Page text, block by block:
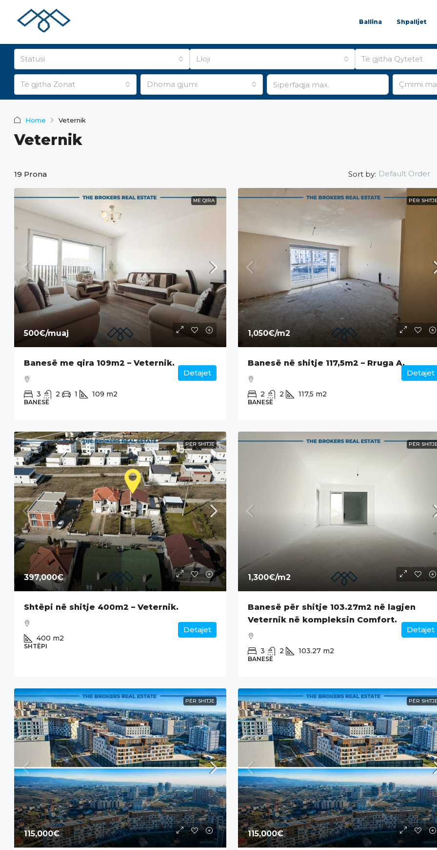
Ballina Shpalljet
Statusi Lloji Të gjitha Qytetet
Të gjitha Zonat Dhoma gjumi Çmimi
Home Veternik
Veternik
19 Prona Sort by: Default Order
ME QIRA
500€/muaj
Banesë me qira 109m2 – Veternik.
3 2 1 109 m2
BANESË
Detajet
PËR
1,050€/m2
Banesë në shitje 117,5m2 – Rruga A.
2 2 117,5 m2
BANESË
Detajet
PËR SHITJE
397,000€
Shtëpi në shitje 400m2 – Veternik.
400 m2
SHTËPI
Detajet
PËR
1,300€/m2
Banesë për shitje 103.27m2 në lagjen
Veternik në kompleksin Comfort.
3 2 103.27 m2
BANESË
Detajet
PËR SHITJE
115,000€
PËR
115,000€